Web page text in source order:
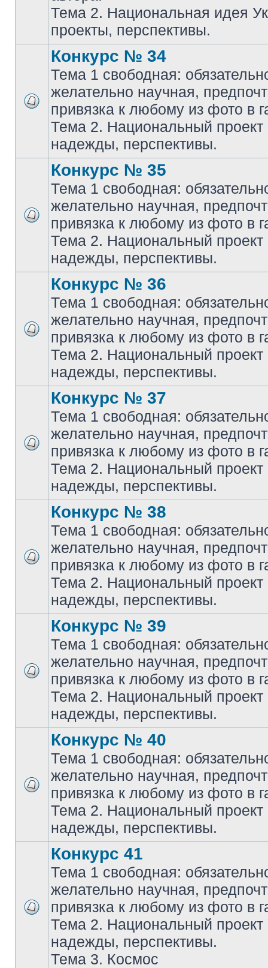
Тема 2. Национальная идея
проекты, перспективы.
Конкурс № 34
Тема 1 свободная:
желательно научная,
привязка к любому из фото в
Тема 2. Национальный
надежды, перспективы.
Конкурс № 35
Тема 1 свободная:
желательно научная,
привязка к любому из фото в
Тема 2. Национальный
надежды, перспективы.
Конкурс № 36
Тема 1 свободная:
желательно научная,
привязка к любому из фото в
Тема 2. Национальный
надежды, перспективы.
Конкурс № 37
Тема 1 свободная:
желательно научная,
привязка к любому из фото в
Тема 2. Национальный
надежды, перспективы.
Конкурс № 38
Тема 1 свободная:
желательно научная,
привязка к любому из фото в
Тема 2. Национальный
надежды, перспективы.
Конкурс № 39
Тема 1 свободная:
желательно научная,
привязка к любому из фото в
Тема 2. Национальный
надежды, перспективы.
Конкурс № 40
Тема 1 свободная:
желательно научная,
привязка к любому из фото в
Тема 2. Национальный
надежды, перспективы.
Конкурс 41
Тема 1 свободная:
желательно научная,
привязка к любому из фото в
Тема 2. Национальный
надежды, перспективы.
Тема 3. Космос